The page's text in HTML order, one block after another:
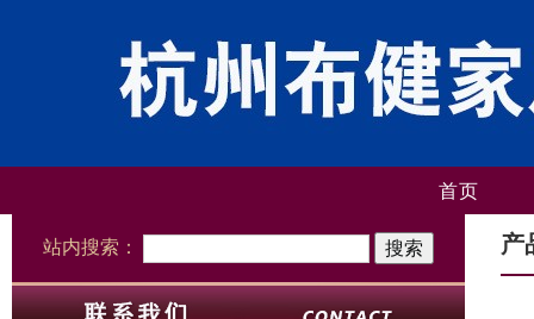
首页
站内搜索： 产